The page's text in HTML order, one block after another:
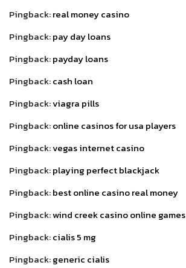
Pingback:real money casino
Pingback:pay day loans
Pingback:payday loans
Pingback:cash loan
Pingback:viagra pills
Pingback:online casinos for usa players
Pingback:vegas internet casino
Pingback:playing perfect blackjack
Pingback:best online casino real money
Pingback:wind creek casino online games
Pingback:cialis 5 mg
Pingback:generic cialis